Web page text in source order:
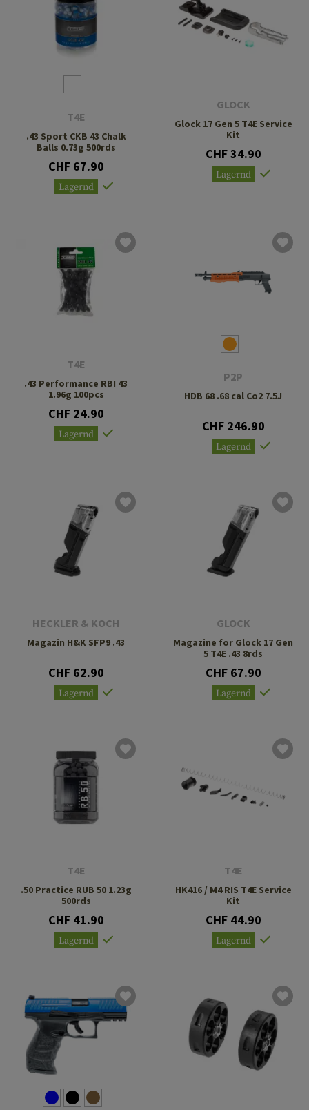
T4E
.43 Sport CKB 43 Chalk
Balls 0.73g 500rds
CHF 67.90
Lagernd
GLOCK
Glock 17 Gen 5 T4E Service
Kit
CHF 34.90
Lagernd
T4E
.43 Performance RBI 43
1.96g 100pcs
CHF 24.90
Lagernd
P2P
HDB 68 .68 cal Co2 7.5J
CHF 246.90
Lagernd
HECKLER & KOCH
Magazin H&K SFP9 .43
CHF 62.90
Lagernd
GLOCK
Magazine for Glock 17 Gen
5 T4E .43 8rds
CHF 67.90
Lagernd
T4E
.50 Practice RUB 50 1.23g
500rds
CHF 41.90
Lagernd
T4E
HK416 / M4 RIS T4E Service
Kit
CHF 44.90
Lagernd